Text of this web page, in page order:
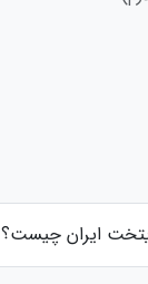
ایران چیست؟